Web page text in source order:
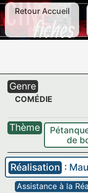
Retour Accueil
Genre
COMÉDIE
Thème
de
Réalisation :
Assistance à la